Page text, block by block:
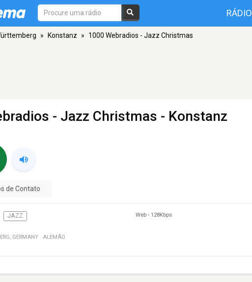
RÁDIO
» Konstanz » 1000 Webradios - Jazz Christmas
- Jazz Christmas - Konstanz
de Contato
JAZZ Web - 128Kbps
, GERMANY · ALEMÃO